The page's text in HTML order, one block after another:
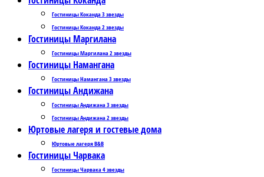
Гостиницы Коканда 3 звезды
Гостиницы Коканда 2 звезды
Гостиницы Маргилана
Гостиницы Маргилана 2 звезды
Гостиницы Намангана
Гостиницы Намангана 3 звезды
Гостиницы Андижана
Гостиницы Андижана 3 звезды
Гостиницы Андижана 2 звезды
Юртовые лагеря и гостевые дома
Юртовые лагеря B&B
Гостиницы Чарвака
Гостиницы Чарвака 4 звезды